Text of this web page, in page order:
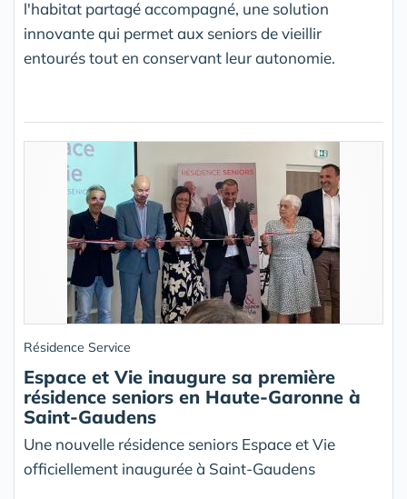
l'habitat partagé accompagné, une solution
innovante qui permet aux seniors de vieillir
entourés tout en conservant leur autonomie.
Résidence Service
Espace et Vie inaugure sa première
résidence seniors en Haute-Garonne à
Saint-Gaudens
Une nouvelle résidence seniors Espace et Vie
officiellement inaugurée à Saint-Gaudens